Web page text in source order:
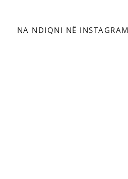
NA NDIQNI NË INSTAGRAM